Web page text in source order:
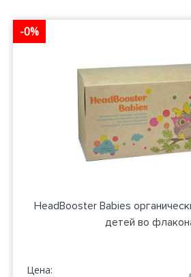
-0%
HeadBooster Babies
детей во
Цена: